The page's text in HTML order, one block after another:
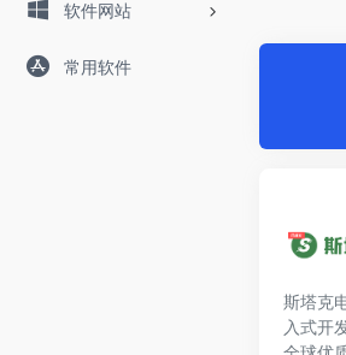
软件网站
常用软件
斯塔克
入式开